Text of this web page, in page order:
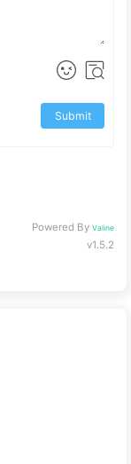
Submit
Powered By Valine
v1.5.2